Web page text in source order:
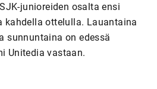
junioreiden osalta ensi
kahdella ottelulla. Lauantaina
sunnuntaina on edessä
Unitedia vastaan.